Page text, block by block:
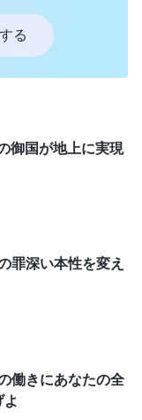
る
御国が地上に実現
罪深い本性を変え
働きにあなたの全
よ